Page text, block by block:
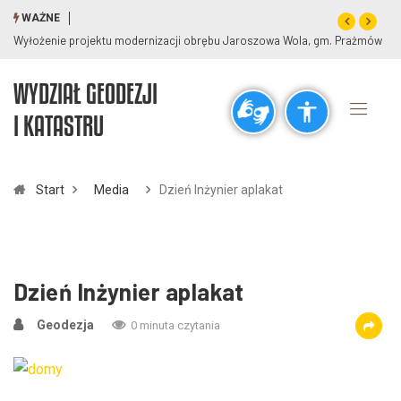
visibility_off title
WAŻNE
Wyłożenie projektu modernizacji obrębu Jaroszowa Wola, gm. Prażmów
WYDZIAŁ GEODEZJI
I KATASTRU
Start Media Dzień Inżynier aplakat
Dzień Inżynier aplakat
Geodezja 0 minuta czytania